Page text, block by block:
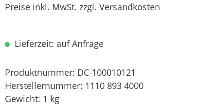
Preise inkl. MwSt. zzgl. Versandkosten
Lieferzeit: auf Anfrage
Produktnummer: DC-100010121
Herstellernummer: 1110 893 4000
Gewicht: 1 kg